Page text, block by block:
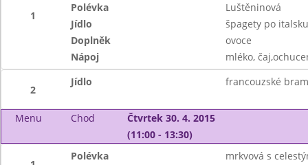
1
Polévka
Luštěninová
Jídlo
špagety po
Doplněk
ovoce
Nápoj
mléko,
2
Jídlo francouzské
Menu Chod
Čtvrtek 30. 4. 2015
(11:00 - 13:30)
Polévka
mrkvová s